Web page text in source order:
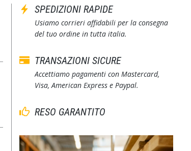
SPEDIZIONI RAPIDE
Usiamo corrieri affidabili per la consegna
del tuo ordine in tutta italia.
TRANSAZIONI SICURE
Accettiamo pagamenti con Mastercard,
Visa, American Express e Paypal.
RESO GARANTITO